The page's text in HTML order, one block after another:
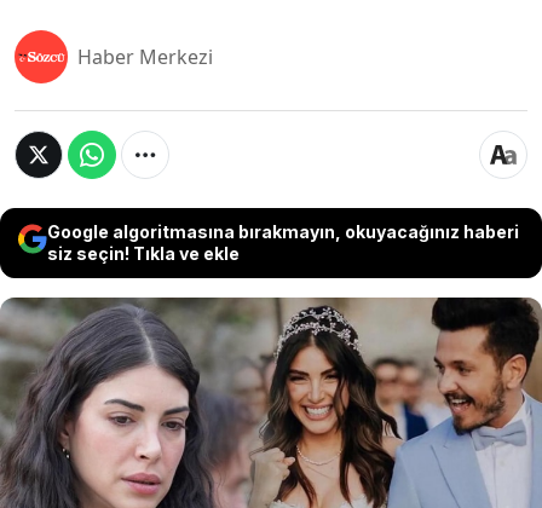
Haber Merkezi
Google algoritmasına bırakmayın, okuyacağınız haberi
siz seçin! Tıkla ve ekle
"Taşacak Bu Deniz" dizisinin Esme'si
Deniz Baysal, ve müzisyen eşi Barış
Yurtçu boşanma kararı aldı. Çift evleri
bile ayırdı